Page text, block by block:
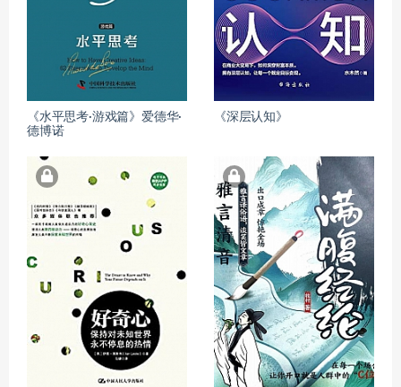
《水平思考·游戏篇》爱德华·
德博诺
《深层认知》